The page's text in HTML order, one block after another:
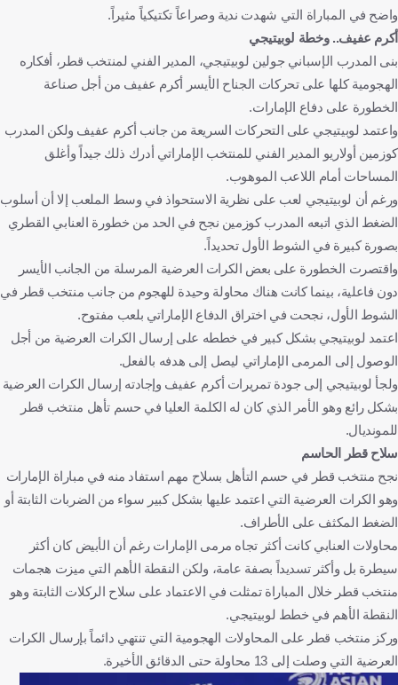
واضح في المباراة التي شهدت ندية وصراعاً تكتيكياً مثيراً.
أكرم عفيف.. وخطة لوبيتيجي
بنى المدرب الإسباني جولين لوبيتيجي، المدير الفني لمنتخب قطر، أفكاره
الهجومية كلها على تحركات الجناح الأيسر أكرم عفيف من أجل صناعة
الخطورة على دفاع الإمارات.
واعتمد لوبيتيجي على التحركات السريعة من جانب أكرم عفيف ولكن المدرب
كوزمين أولاريو المدير الفني للمنتخب الإماراتي أدرك ذلك جيداً وأغلق
المساحات أمام اللاعب الموهوب.
ورغم أن لوبيتيجي لعب على نظرية الاستحواذ في وسط الملعب إلا أن أسلوب
الضغط الذي اتبعه المدرب كوزمين نجح في الحد من خطورة العنابي القطري
بصورة كبيرة في الشوط الأول تحديداً.
واقتصرت الخطورة على بعض الكرات العرضية المرسلة من الجانب الأيسر
دون فاعلية، بينما كانت هناك محاولة وحيدة للهجوم من جانب منتخب قطر في
الشوط الأول، نجحت في اختراق الدفاع الإماراتي بلعب مفتوح.
اعتمد لوبيتيجي بشكل كبير في خططه على إرسال الكرات العرضية من أجل
الوصول إلى المرمى الإماراتي ليصل إلى هدفه بالفعل.
ولجأ لوبيتيجي إلى جودة تمريرات أكرم عفيف وإجادته إرسال الكرات العرضية
بشكل رائع وهو الأمر الذي كان له الكلمة العليا في حسم تأهل منتخب قطر
للمونديال.
سلاح قطر الحاسم
نجح منتخب قطر في حسم التأهل بسلاح مهم استفاد منه في مباراة الإمارات
وهو الكرات العرضية التي اعتمد عليها بشكل كبير سواء من الضربات الثابتة أو
الضغط المكثف على الأطراف.
محاولات العنابي كانت أكثر تجاه مرمى الإمارات رغم أن الأبيض كان أكثر
سيطرة بل وأكثر تسديداً بصفة عامة، ولكن النقطة الأهم التي ميزت هجمات
منتخب قطر خلال المباراة تمثلت في الاعتماد على سلاح الركلات الثابتة وهو
النقطة الأهم في خطط لوبيتيجي.
وركز منتخب قطر على المحاولات الهجومية التي تنتهي دائماً بإرسال الكرات
العرضية التي وصلت إلى 13 محاولة حتى الدقائق الأخيرة.